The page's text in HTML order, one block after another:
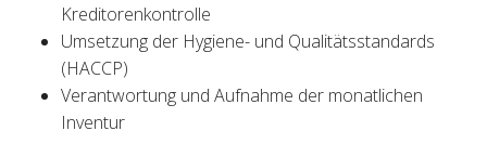
Kreditorenkontrolle
Umsetzung der Hygiene- und Qualitätsstandards
(HACCP)
Verantwortung und Aufnahme der monatlichen
Inventur